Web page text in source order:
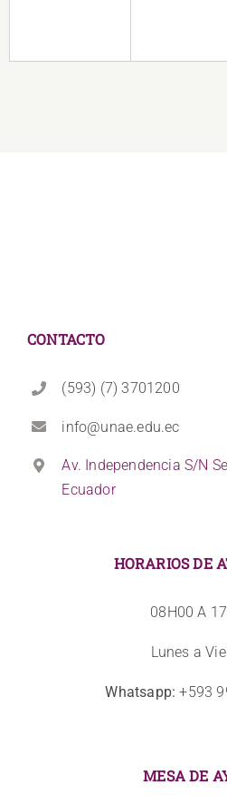
CONTACTO
(593) (7) 3701200
info@unae.edu.ec
Av. Independencia S/N
Ecuador
HORARIOS DE
08H00 A
Lunes a
Whatsapp: +593
MESA DE